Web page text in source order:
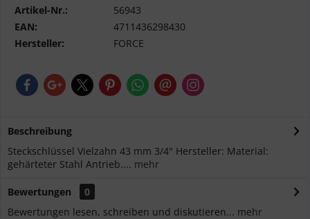
Artikel-Nr.:
56943
EAN:
4711436298430
Hersteller:
FORCE
Beschreibung
Steckschlüssel Vielzahn 43 mm 3/4" Hersteller: Material:
gehärteter Stahl Antrieb.... mehr
Bewertungen
0
Bewertungen lesen, schreiben und diskutieren... mehr